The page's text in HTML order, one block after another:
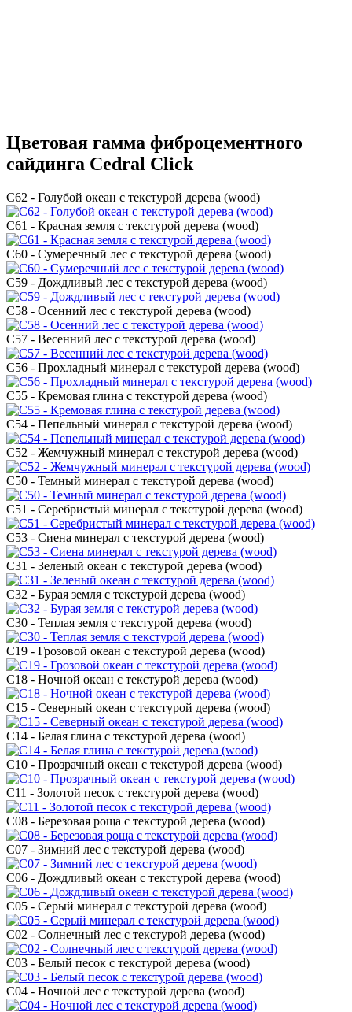
Цветовая гамма фиброцементного
сайдинга Cedral Click
C62 - Голубой океан с текстурой дерева (wood)
C61 - Красная земля с текстурой дерева (wood)
C60 - Сумеречный лес с текстурой дерева (wood)
C59 - Дождливый лес с текстурой дерева (wood)
C58 - Осенний лес с текстурой дерева (wood)
C57 - Весенний лес с текстурой дерева (wood)
C56 - Прохладный минерал с текстурой дерева (wood)
C55 - Кремовая глина с текстурой дерева (wood)
C54 - Пепельный минерал с текстурой дерева (wood)
C52 - Жемчужный минерал с текстурой дерева (wood)
C50 - Темный минерал с текстурой дерева (wood)
C51 - Серебристый минерал с текстурой дерева (wood)
C53 - Сиена минерал с текстурой дерева (wood)
C31 - Зеленый океан с текстурой дерева (wood)
C32 - Бурая земля с текстурой дерева (wood)
C30 - Теплая земля с текстурой дерева (wood)
C19 - Грозовой океан с текстурой дерева (wood)
C18 - Ночной океан с текстурой дерева (wood)
C15 - Северный океан с текстурой дерева (wood)
C14 - Белая глина с текстурой дерева (wood)
C10 - Прозрачный океан с текстурой дерева (wood)
C11 - Золотой песок с текстурой дерева (wood)
C08 - Березовая роща с текстурой дерева (wood)
C07 - Зимний лес с текстурой дерева (wood)
C06 - Дождливый океан с текстурой дерева (wood)
C05 - Серый минерал с текстурой дерева (wood)
C02 - Солнечный лес с текстурой дерева (wood)
C03 - Белый песок с текстурой дерева (wood)
C04 - Ночной лес с текстурой дерева (wood)